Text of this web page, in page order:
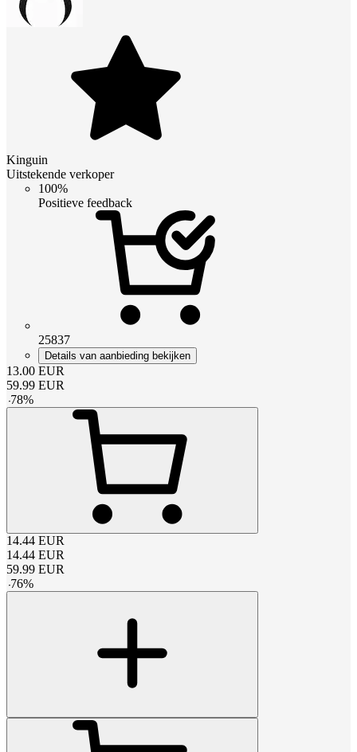
Kinguin
Uitstekende verkoper
100%
Positieve feedback
25837
Details van aanbieding bekijken
13.00 EUR
59.99 EUR
-78%
14.44 EUR
14.44 EUR
59.99 EUR
-76%